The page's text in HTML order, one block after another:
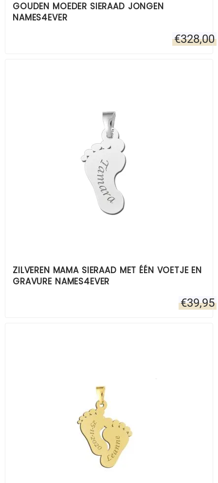
GOUDEN MOEDER SIERAAD JONGEN
NAMES4EVER
€328,00
ZILVEREN MAMA SIERAAD MET ÉÉN VOETJE EN
GRAVURE NAMES4EVER
€39,95